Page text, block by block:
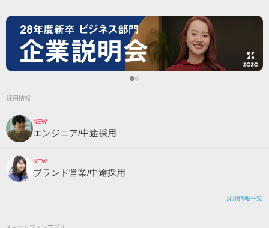
採用情報
NEW
エンジニア/中途採用
NEW
ブランド営業/中途採用
採用情報一覧